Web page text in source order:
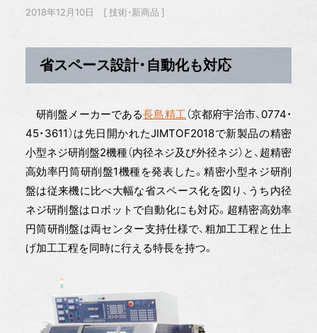
2018年12月10日 技術・新商品
省スペース設計・自動化も対応
研削盤メーカーである長島精工（京都府宇治市、0774・
45・3611）は先日開かれたJIMTOF2018で新製品の精密
小型ネジ研削盤2機種（内径ネジ及び外径ネジ）と、超精密
高効率円筒研削盤1機種を発表した。精密小型ネジ研削
盤は従来機に比べ大幅な省スペース化を図り、うち内径
ネジ研削盤はロボットで自動化にも対応。超精密高効率
円筒研削盤は両センター支持仕様で、粗加工工程と仕上
げ加工工程を同時に行える特長を持つ。